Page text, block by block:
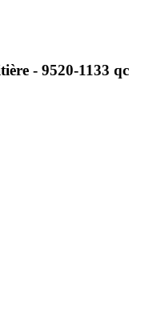
- 9520-1133 qc